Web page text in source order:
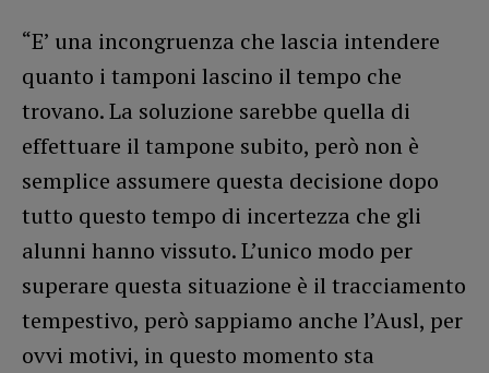
“E’ una incongruenza che lascia intendere
quanto i tamponi lascino il tempo che
trovano. La soluzione sarebbe quella di
effettuare il tampone subito, però non è
semplice assumere questa decisione dopo
tutto questo tempo di incertezza che gli
alunni hanno vissuto. L’unico modo per
superare questa situazione è il tracciamento
tempestivo, però sappiamo anche l’Ausl, per
ovvi motivi, in questo momento sta